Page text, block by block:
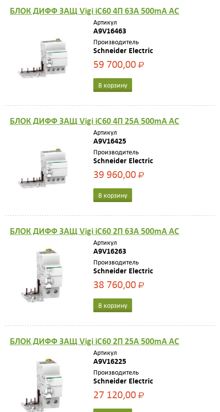
БЛОК ДИФФ ЗАЩ Vigi iC60 4П 63A 500mA AC
Артикул
A9V16463
Производитель
Schneider Electric
59 700,00Р
В корзину
БЛОК ДИФФ ЗАЩ Vigi iC60 4П 25A 500mA AC
Артикул
A9V16425
Производитель
Schneider Electric
39 960,00Р
В корзину
БЛОК ДИФФ ЗАЩ Vigi iC60 2П 63A 500mA AC
Артикул
A9V16263
Производитель
Schneider Electric
38 760,00Р
В корзину
БЛОК ДИФФ ЗАЩ Vigi iC60 2П 25A 500mA AC
Артикул
A9V16225
Производитель
Schneider Electric
27 120,00Р